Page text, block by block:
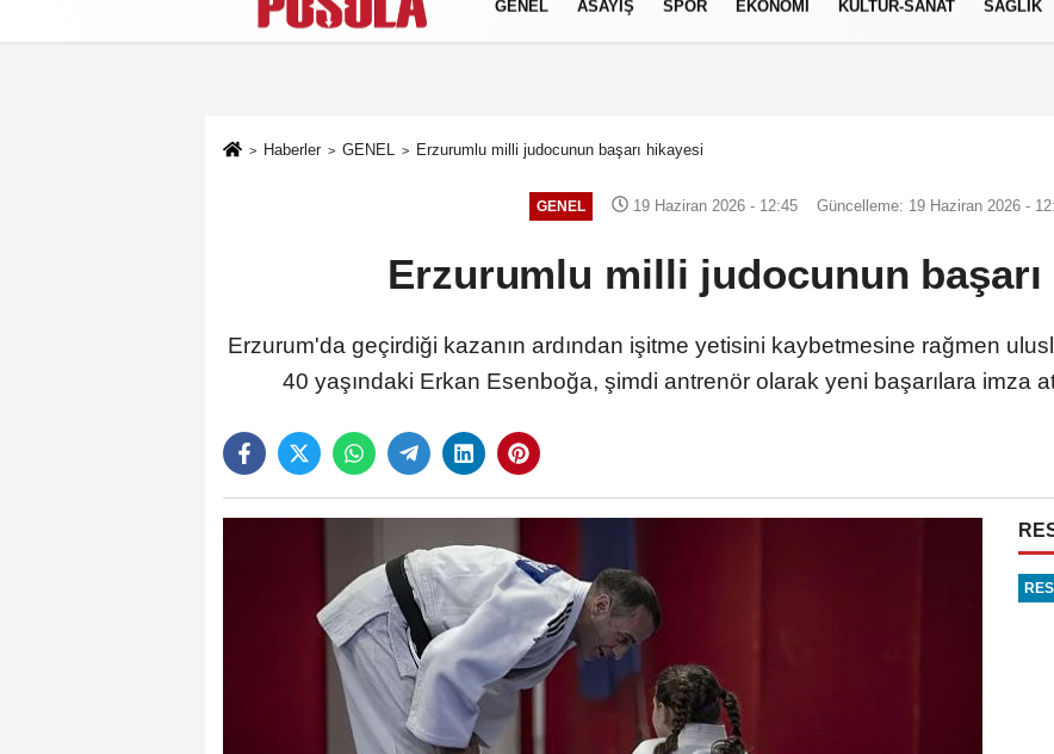
Künye İletişim Gizlilik Politikası
GENEL ASAYİŞ SPOR EKONOMİ KÜLTÜR-SANAT SAĞLIK
Haberler GENEL Erzurumlu milli judocunun başarı hikayesi
GENEL 19 Haziran 2026 - 12:45 Güncelleme: 19 Haziran 2026 -
Erzurumlu milli judocunun başarı
Erzurum'da geçirdiği kazanın ardından işitme yetisini kaybetmesine rağmen
40 yaşındaki Erkan Esenboğa, şimdi antrenör olarak yeni başarılara imza